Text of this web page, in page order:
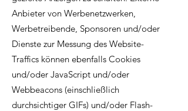
Anbieter von Werbenetzwerken,
Werbetreibende, Sponsoren und/oder
Dienste zur Messung des Website-
Traffics können ebenfalls Cookies
und/oder JavaScript und/oder
Webbeacons (einschließlich
durchsichtiger GIFs) und/oder Flash-